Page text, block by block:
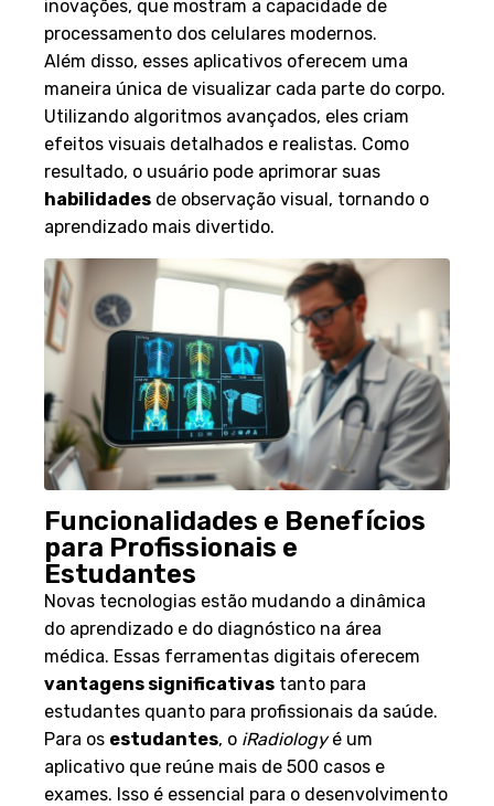
inovações, que mostram a capacidade de
processamento dos celulares modernos.
Além disso, esses aplicativos oferecem uma
maneira única de visualizar cada parte do corpo.
Utilizando algoritmos avançados, eles criam
efeitos visuais detalhados e realistas. Como
resultado, o usuário pode aprimorar suas
habilidades de observação visual, tornando o
aprendizado mais divertido.
Funcionalidades e Benefícios
para Profissionais e
Estudantes
Novas tecnologias estão mudando a dinâmica
do aprendizado e do diagnóstico na área
médica. Essas ferramentas digitais oferecem
vantagens significativas tanto para
estudantes quanto para profissionais da saúde.
Para os estudantes, o iRadiologyé um
aplicativo que reúne mais de 500 casos e
exames. Isso é essencial para o desenvolvimento